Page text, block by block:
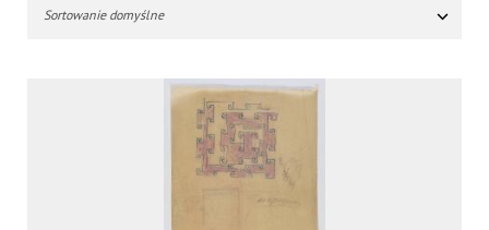
Sortowanie domyślne